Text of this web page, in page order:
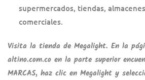
supermercados, tiendas,
comerciales.
Visita la tienda de Megalight. En la
altino.com.co en la parte superior
MARCAS, haz clic en Megalight y